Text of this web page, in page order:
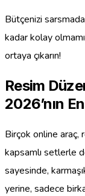
Bütçenizi
kadar kolay
ortaya çıkarın!
Resim
2026’nın
Birçok online araç,
kapsamlı setlerle
sayesinde,
yerine, sadece